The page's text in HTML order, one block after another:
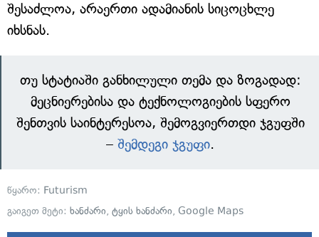
შესაძლოა, არაერთი ადამიანის სიცოცხლე
იხსნას.
თუ სტატიაში განხილული თემა და ზოგადად:
მეცნიერებისა და ტექნოლოგიების სფერო
შენთვის საინტერესოა, შემოგვიერთდი ჯგუფში
– შემდეგი ჯგუფი.
წყარო: Futurism
გაიგეთ მეტი: ხანძარი, ტყის ხანძარი, Google Maps